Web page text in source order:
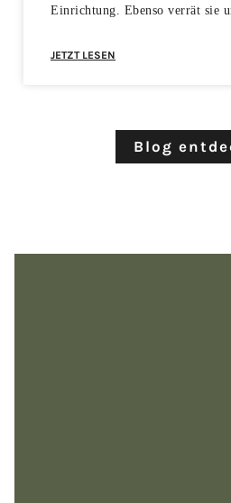
Einrichtung. Ebenso verrät sie
JETZT LESEN
Blog